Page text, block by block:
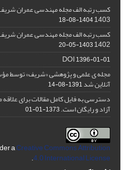
کسب رتبه الف مجله مهندسی عمران
1403
1404-08-18
کسب رتبه الف مجله مهندسی عمران
1402
1403-05-20
DOI1396-01-01
مجله ی علمی و پژوهشی «شریف» توسط
آنلاین شد1391-08-14
دسترسی به فایل کامل مقالات برای
آزاد و رایگان است.1373-01-01
aCreative Commons Attribution
4.0 International License
.